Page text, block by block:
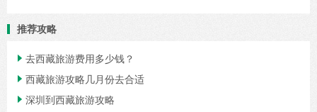
推荐攻略
 去西藏旅游费用多少钱？
 西藏旅游攻略几月份去合适
 深圳到西藏旅游攻略